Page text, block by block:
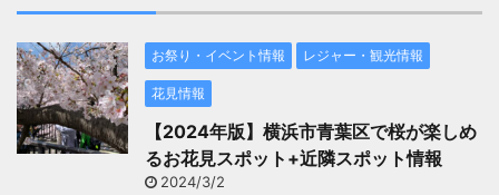
お祭り・イベント情報 レジャー・観光情報
花見情報
【2024年版】横浜市青葉区で桜が楽しめ
るお花見スポット+近隣スポット情報
2024/3/2